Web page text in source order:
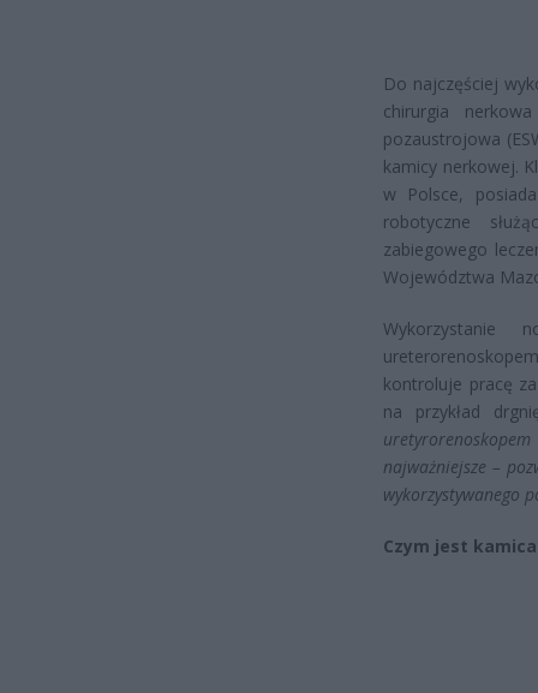
Do najczęściej
chirurgia
pozaustrojowa
kamicy nerkowej.
w Polsce,
robotyczne
zabiegowego
Województwa
Wykorzystanie
kontroluje pracę
na przykład
najważniejsze –
wykorzystywanego
Czym jest kamica